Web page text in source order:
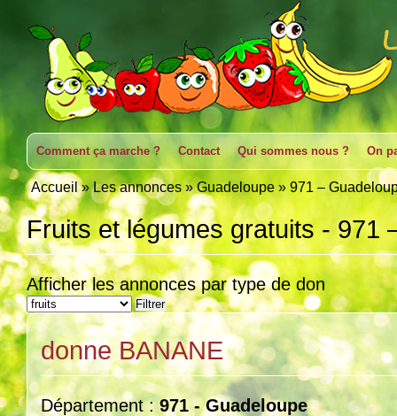
Comment ça marche ? Contact Qui sommes nous ? On
Accueil»Les annonces »Guadeloupe » 971 –
Fruits et légumes gratuits - 971
Afficher les annonces par type de don
donne BANANE
Département : 971 - Guadeloupe